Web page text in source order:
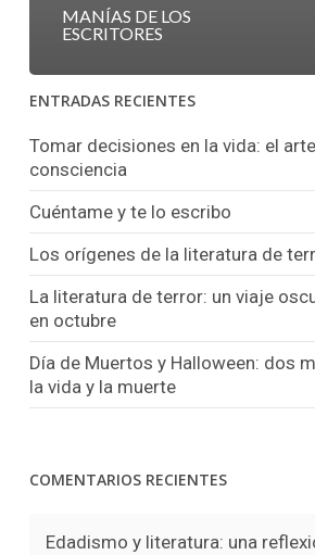
MANÍAS DE LOS
ESCRITORES
ENTRADAS RECIENTES
Tomar decisiones en la vida: el
consciencia
Cuéntame y te lo escribo
Los orígenes de la literatura de
La literatura de terror: un viaje
en octubre
Día de Muertos y Halloween: dos
la vida y la muerte
COMENTARIOS RECIENTES
Edadismo y literatura: una